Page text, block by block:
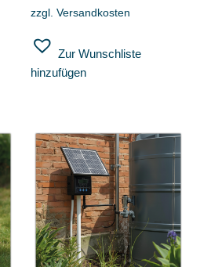
zzgl.Versandkosten
Zur Wunschliste
hinzufügen